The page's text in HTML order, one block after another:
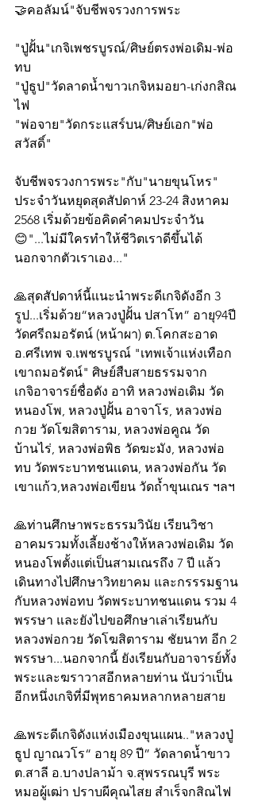
🤝คอลัมน์"จับชีพจรวงการพระ
"ปู่ฝั้น"เกจิเพชรบูรณ์/ศิษย์ตรงพ่อเดิม-พ่อ
ทบ
"ปู่ธูป"วัดลาดน้ำขาวเกจิหมอยา-เก่งกสิณ
ไฟ
"พ่อจาย"วัดกระแสร์บน/ศิษย์เอก"พ่อ
สวัสดิ์"
จับชีพจรวงการพระ"กับ"นายขุนโหร"
ประจำวันหยุดสุดสัปดาห์ 23-24 สิงหาคม
2568 เริ่มด้วยข้อคิดคำคมประจำวัน
😊"...ไม่มีใครทำให้ชีวิตเราดีขึ้นได้
นอกจากตัวเราเอง..."
🙏สุดสัปดาห์นี้แนะนำพระดีเกจิดังอีก 3
รูป...เริ่มด้วย“หลวงปู่ฝั้น ปสาโท” อายุ94ปี
วัดศรีถมอรัตน์ (หน้าผา) ต.โคกสะอาด
อ.ศรีเทพ จ.เพชรบูรณ์ "เทพเจ้าแห่งเทือก
เขาถมอรัตน์" ศิษย์สืบสายธรรมจาก
เกจิอาจารย์ชื่อดัง อาทิ หลวงพ่อเดิม วัด
หนองโพ, หลวงปู่ฝั้น อาจาโร, หลวงพ่อ
กวย วัดโฆสิตาราม, หลวงพ่อคูณ วัด
บ้านไร่, หลวงพ่อพิธ วัดฆะมัง, หลวงพ่อ
ทบ วัดพระบาทชนเเดน, หลวงพ่อกัน วัด
เขาแก้ว,หลวงพ่อเขียน วัดถ้ำขุนเณร ฯลฯ
🙏ท่านศึกษาพระธรรมวินัย เรียนวิชา
อาคมรวมทั้งเลี้ยงช้างให้หลวงพ่อเดิม วัด
หนองโพตั้งแต่เป็นสามเณรถึง 7 ปี แล้ว
เดินทางไปศึกษาวิทยาคม และกรรรมฐาน
กับหลวงพ่อทบ วัดพระบาทชนแดน รวม 4
พรรษา และยังไปขอศึกษาเล่าเรียนกับ
หลวงพ่อกวย วัดโฆสิตาราม ชัยนาท อีก 2
พรรษา...นอกจากนี้ ยังเรียนกับอาจารย์ทั้ง
พระและฆราวาสอีกหลายท่าน นับว่าเป็น
อีกหนึ่งเกจิที่มีพุทธาคมหลากหลายสาย
🙏พระดีเกจิดังแห่งเมืองขุนแผน.."หลวงปู่
ธูป ญาณวโร“ อายุ 89 ปี” วัดลาดน้ำขาว
ต.สาลี อ.บางปลาม้า จ.สุพรรณบุรี พระ
หมอผู้เฒ่า ปราบผีคุณไสย สำเร็จกสิณไฟ